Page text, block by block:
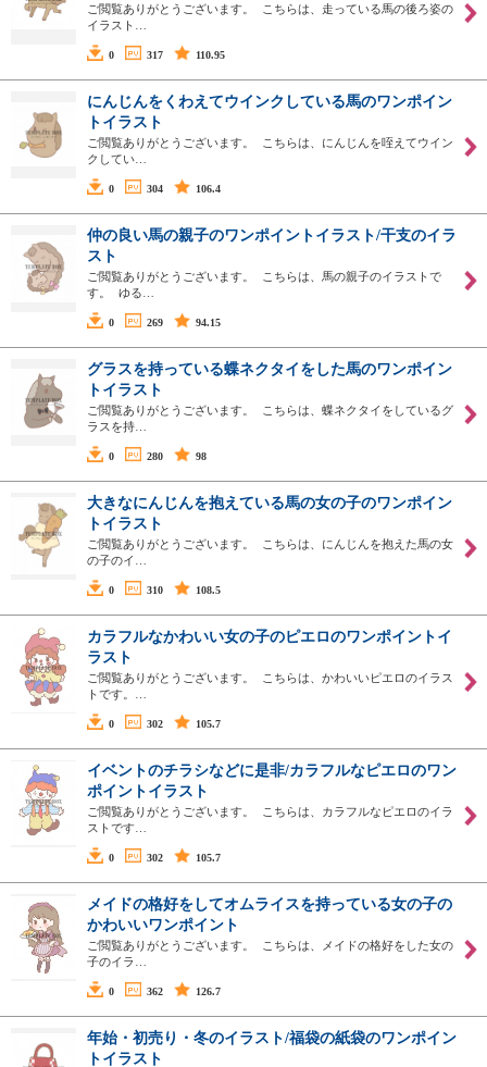
ご閲覧ありがとうございます。 こちらは、走っている馬の後ろ姿の
イラスト…
0 317 110.95
にんじんをくわえてウインクしている馬のワンポイン
トイラスト
ご閲覧ありがとうございます。 こちらは、にんじんを咥えてウイン
クしてい…
0 304 106.4
仲の良い馬の親子のワンポイントイラスト/干支のイラ
スト
ご閲覧ありがとうございます。 こちらは、馬の親子のイラストで
す。 ゆる…
0 269 94.15
グラスを持っている蝶ネクタイをした馬のワンポイン
トイラスト
ご閲覧ありがとうございます。 こちらは、蝶ネクタイをしているグ
ラスを持…
0 280 98
大きなにんじんを抱えている馬の女の子のワンポイン
トイラスト
ご閲覧ありがとうございます。 こちらは、にんじんを抱えた馬の女
の子のイ…
0 310 108.5
カラフルなかわいい女の子のピエロのワンポイントイ
ラスト
ご閲覧ありがとうございます。 こちらは、かわいいピエロのイラス
トです。…
0 302 105.7
イベントのチラシなどに是非/カラフルなピエロのワン
ポイントイラスト
ご閲覧ありがとうございます。 こちらは、カラフルなピエロのイラ
ストです…
0 302 105.7
メイドの格好をしてオムライスを持っている女の子の
かわいいワンポイント
ご閲覧ありがとうございます。 こちらは、メイドの格好をした女の
子のイラ…
0 362 126.7
年始・初売り・冬のイラスト/福袋の紙袋のワンポイン
トイラスト